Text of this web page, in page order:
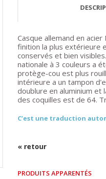
Casque allemand en
finition la plus extérieure
conservés et bien
nationale à 3 couleurs a
protège-cou est plus
intérieure a un tampon
doublure en aluminium et
des coquilles est de 64.
C’est une traduction
« retour
PRODUITS APPARENTÉS